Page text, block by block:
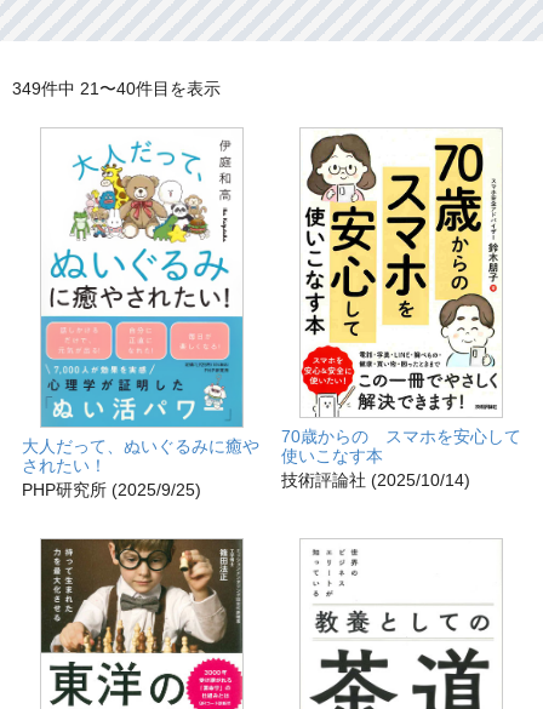
349件中 21〜40件目を表示
大人だって、ぬいぐるみに癒や
されたい！
PHP研究所 (2025/9/25)
70歳からの スマホを安心して
使いこなす本
技術評論社 (2025/10/14)